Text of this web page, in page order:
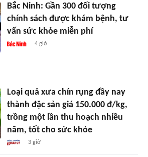
Bắc Ninh: Gần 300 đối tượng
chính sách được khám bệnh, tư
vấn sức khỏe miễn phí
4 giờ
Loại quả xưa chín rụng đầy nay
thành đặc sản giá 150.000 đ/kg,
trồng một lần thu hoạch nhiều
năm, tốt cho sức khỏe
3 giờ